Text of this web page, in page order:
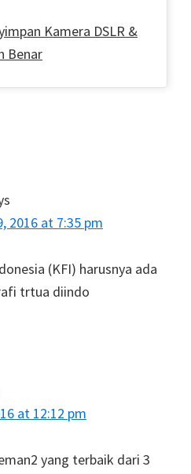
Kamera DSLR &
Benar
2016 at 7:35 pm
(KFI) harusnya ada
trtua diindo
at 12:12 pm
yang terbaik dari 3